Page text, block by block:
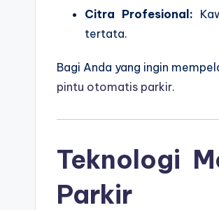
Citra Profesional:
tertata.
Bagi Anda yang ingin
pintu otomatis parkir.
Teknologi
Parkir